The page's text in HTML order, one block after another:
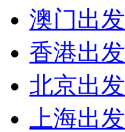
澳门出发
香港出发
北京出发
上海出发